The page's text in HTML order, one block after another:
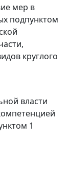
мер в
подпунктом
круглого
власти
1